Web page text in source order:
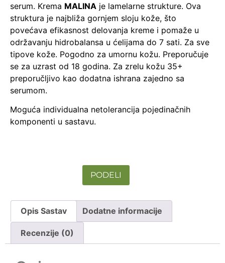
serum. Krema MALINA je lamelarne strukture. Ova
struktura je najbliža gornjem sloju kože, što
povećava efikasnost delovanja kreme i pomaže u
održavanju hidrobalansa u ćelijama do 7 sati. Za sve
tipove kože. Pogodno za umornu kožu. Preporučuje
se za uzrast od 18 godina. Za zrelu kožu 35+
preporučljivo kao dodatna ishrana zajedno sa
serumom.
Moguća individualna netolerancija pojedinačnih
komponenti u sastavu.
PODELI
Opis Sastav Dodatne informacije
Recenzije (0)